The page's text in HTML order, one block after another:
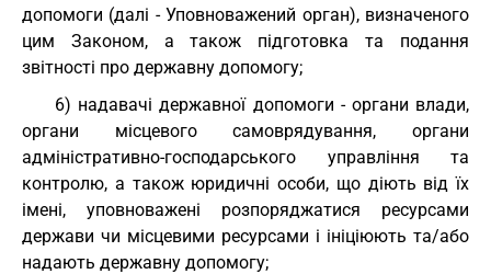
допомоги (далі - Уповноважений орган), визначеного
цим Законом, а також підготовка та подання
звітності про державну допомогу;
6) надавачі державної допомоги - органи влади,
органи місцевого самоврядування, органи
адміністративно-господарського управління та
контролю, а також юридичні особи, що діють від їх
імені, уповноважені розпоряджатися ресурсами
держави чи місцевими ресурсами і ініціюють та/або
надають державну допомогу;